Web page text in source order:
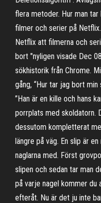
flera metoder. Hur man
filmer och serier på
Netflix att filmerna och
bort "nyligen visade Dec
sökhistorik från Chrome.
gång, “Hur tar jag bort
”Han är en kille och hans
porrplats med skoldatorn.
dessutom kompletterat
längre på väg. En slip är
naglarna med. Först
slipen och sedan tar man
på varje nagel kommer du
efteråt. Nu är det ju inte